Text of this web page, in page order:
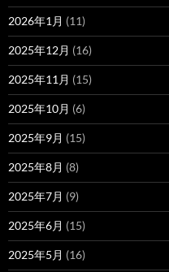
2026年1月 (11)
2025年12月 (16)
2025年11月 (15)
2025年10月 (6)
2025年9月 (15)
2025年8月 (8)
2025年7月 (9)
2025年6月 (15)
2025年5月 (16)